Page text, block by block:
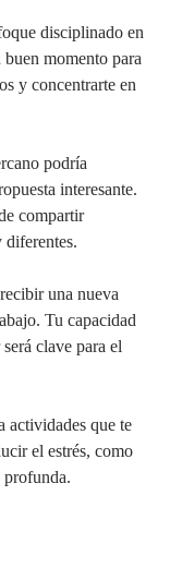
disciplinado en
momento para
y concentrarte en
podría
interesante.
compartir
una nueva
Tu capacidad
clave para el
que te
el estrés, como